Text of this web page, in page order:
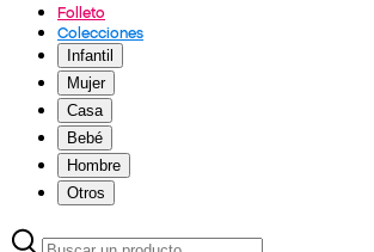
Folleto
Colecciones
Infantil
Mujer
Casa
Bebé
Hombre
Otros